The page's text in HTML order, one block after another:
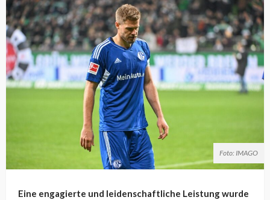
Foto: IMAGO
Eine engagierte und leidenschaftliche Leistung wurde